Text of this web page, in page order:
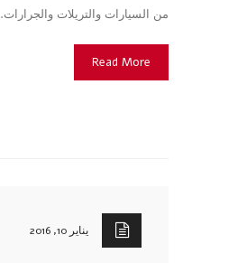
من السيارات والتريلات والجرارات.
Read More
يناير 10, 2016